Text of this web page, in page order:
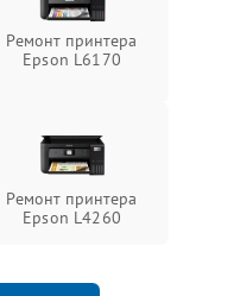
Ремонт принтера
Epson L6170
Ремонт принтера
Epson L4260